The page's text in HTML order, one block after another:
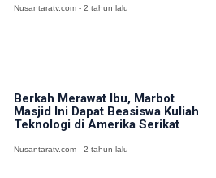
Nusantaratv.com - 2 tahun lalu
Berkah Merawat Ibu, Marbot
Masjid Ini Dapat Beasiswa Kuliah
Teknologi di Amerika Serikat
Nusantaratv.com - 2 tahun lalu